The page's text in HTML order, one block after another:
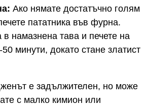
Ако нямате достатъчно голям
пататника във фурна.
в намазнена тава и печете на
минути, докато стане златист
е задължителен, но може
с малко кимион или